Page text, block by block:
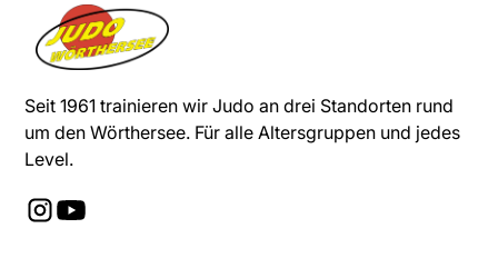
Seit 1961 trainieren wir Judo an drei Standorten rund
um den Wörthersee. Für alle Altersgruppen und jedes
Level.